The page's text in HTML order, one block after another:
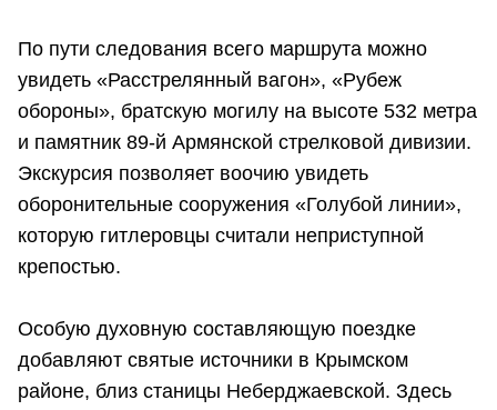
По пути следования всего маршрута можно
увидеть «Расстрелянный вагон», «Рубеж
обороны», братскую могилу на высоте 532 метра
и памятник 89-й Армянской стрелковой дивизии.
Экскурсия позволяет воочию увидеть
оборонительные сооружения «Голубой линии»,
которую гитлеровцы считали неприступной
крепостью.
Особую духовную составляющую поездке
добавляют святые источники в Крымском
районе, близ станицы Неберджаевской. Здесь